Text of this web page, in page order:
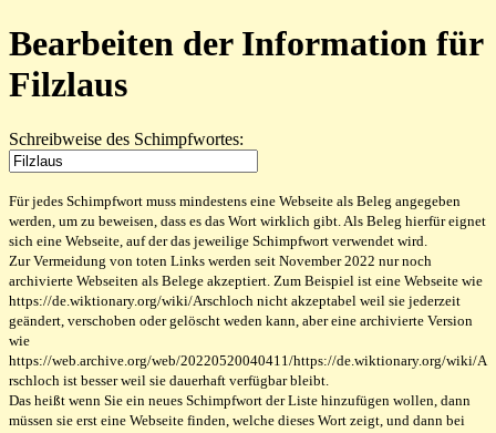
Bearbeiten der Information für
Filzlaus
Schreibweise des Schimpfwortes:
Für jedes Schimpfwort muss mindestens eine Webseite als Beleg angegeben
werden, um zu beweisen, dass es das Wort wirklich gibt. Als Beleg hierfür eignet
sich eine Webseite, auf der das jeweilige Schimpfwort verwendet wird.
Zur Vermeidung von toten Links werden seit November 2022 nur noch
archivierte Webseiten als Belege akzeptiert. Zum Beispiel ist eine Webseite wie
https://de.wiktionary.org/wiki/Arschloch nicht akzeptabel weil sie jederzeit
geändert, verschoben oder gelöscht weden kann, aber eine archivierte Version
wie
https://web.archive.org/web/20220520040411/https://de.wiktionary.org/wiki/A
rschloch ist besser weil sie dauerhaft verfügbar bleibt.
Das heißt wenn Sie ein neues Schimpfwort der Liste hinzufügen wollen, dann
müssen sie erst eine Webseite finden, welche dieses Wort zeigt, und dann bei